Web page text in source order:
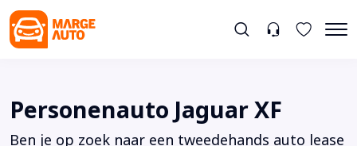
Personenauto Jaguar XF
Ben je op zoek naar een tweedehands auto lease